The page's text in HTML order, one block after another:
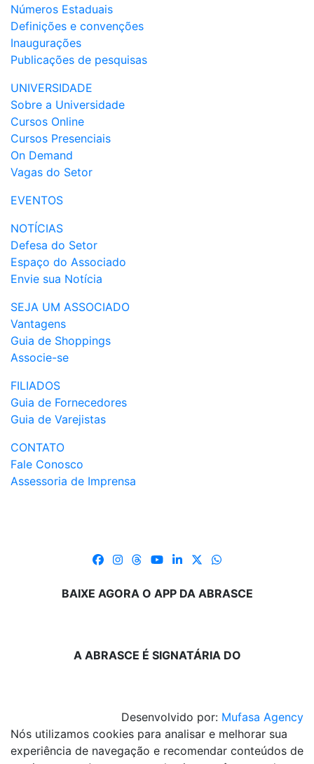
Números Estaduais
Definições e convenções
Inaugurações
Publicações de pesquisas
UNIVERSIDADE
Sobre a Universidade
Cursos Online
Cursos Presenciais
On Demand
Vagas do Setor
EVENTOS
NOTÍCIAS
Defesa do Setor
Espaço do Associado
Envie sua Notícia
SEJA UM ASSOCIADO
Vantagens
Guia de Shoppings
Associe-se
FILIADOS
Guia de Fornecedores
Guia de Varejistas
CONTATO
Fale Conosco
Assessoria de Imprensa
BAIXE AGORA O APP DA ABRASCE
A ABRASCE É SIGNATÁRIA DO
Desenvolvido por: Mufasa Agency
Nós utilizamos cookies para analisar e melhorar sua
experiência de navegação e recomendar conteúdos de